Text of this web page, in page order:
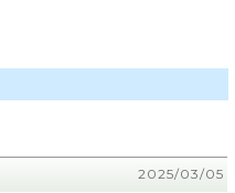
2025/03/05